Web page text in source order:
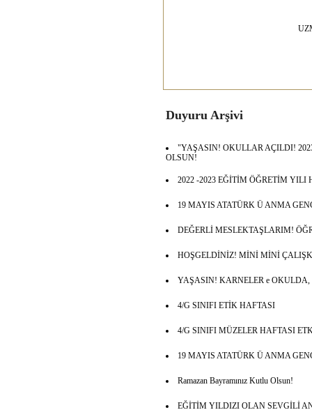
UZMAN SINIF
Duyuru Arşivi
"YAŞASIN! OKULLAR AÇILDI!
OLSUN!
2022 -2023 EĞİTİM ÖĞRETİM
19 MAYIS ATATÜRK Ü ANMA
DEĞERLİ MESLEKTAŞLARIM!
HOŞGELDİNİZ! MİNİ MİNİ
YAŞASIN! KARNELER e
4/G SINIFI ETİK HAFTASI
4/G SINIFI MÜZELER HAFTASI
19 MAYIS ATATÜRK Ü ANMA
Ramazan Bayramınız Kutlu Olsun!
EĞİTİM YILDIZI OLAN SEVGİLİ